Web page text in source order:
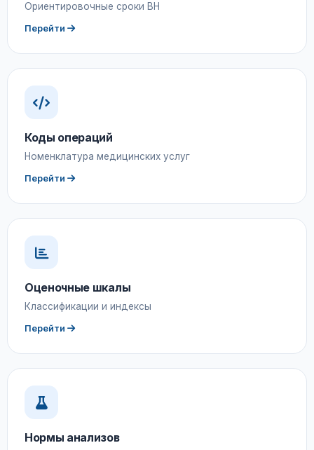
Ориентировочные сроки ВН
Перейти
Коды операций
Номенклатура медицинских услуг
Перейти
Оценочные шкалы
Классификации и индексы
Перейти
Нормы анализов